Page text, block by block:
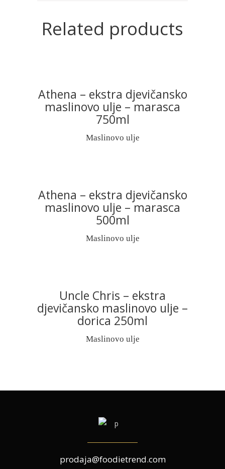
Related products
READ MORE
Athena – ekstra djevičansko
maslinovo ulje – marasca
750ml
Maslinovo ulje
READ MORE
Athena – ekstra djevičansko
maslinovo ulje – marasca
500ml
Maslinovo ulje
READ MORE
Uncle Chris – ekstra
djevičansko maslinovo ulje –
dorica 250ml
Maslinovo ulje
prodaja@foodietrend.com